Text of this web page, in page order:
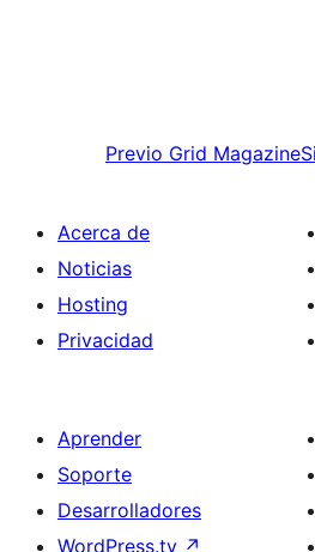
Previo Grid Magazine
Acerca de
Noticias
Hosting
Privacidad
Aprender
Soporte
Desarrolladores
WordPress.tv ↗